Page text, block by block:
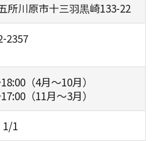
所川原市十三羽黒崎133-22
2357
（4月〜10月）
（11月〜3月）
1/1